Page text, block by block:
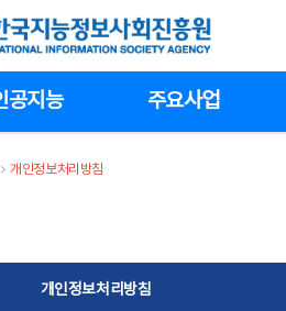
흥원
공지능 주요사업
>
개인정보처리방침
개인정보처리방침